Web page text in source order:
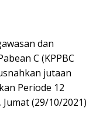
dan
C (KPPBC
jutaan
Periode 12
(29/10/2021)